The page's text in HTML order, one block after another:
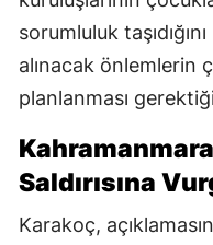
sorumluluk
alınacak önlemlerin
planlanması
Saldırısına
Karakoç,